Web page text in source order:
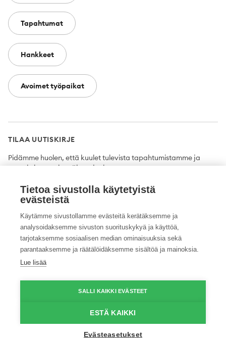
Tapahtumat
Hankkeet
Avoimet työpaikat
TILAA UUTISKIRJE
Pidämme huolen, että kuulet tulevista tapahtumistamme ja
uutuuksista ensimmäisten joukossa.
Tilaa
Twitter FacebookYouTubeInstagramLinkedIn
© 2026 ProAgria. Kaikki oikeudet pidätetään.
Tietoa sivustolla käytetyistä
evästeistä
Käytämme sivustollamme evästeitä kerätäksemme ja
analysoidaksemme sivuston suorituskykyä ja käyttöä,
tarjotaksemme sosiaalisen median ominaisuuksia sekä
parantaaksemme ja räätälöidäksemme sisältöä ja mainoksia.
Lue lisää
SALLI KAIKKI EVÄSTEET
ESTÄ KAIKKI
Evästeasetukset